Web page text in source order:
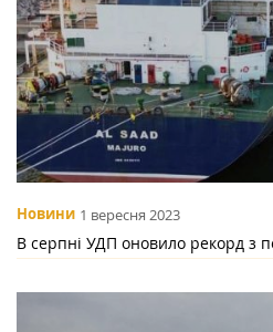
Новини 1 вересня 2023
В серпні УДП оновило рекорд з